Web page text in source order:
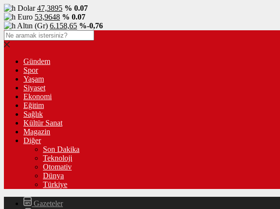
Dolar47,3895 % 0.07
Euro 53,9648 % 0.07
Altın (Gr) 6.158,65 %-0,76
Gündem
Spor
Yaşam
Siyaset
Ekonomi
Eğitim
Sağlık
Kültür Sanat
Magazin
Diğer
Son Dakika
Teknoloji
Otomativ
Dünya
Türkiye
Gazeteler